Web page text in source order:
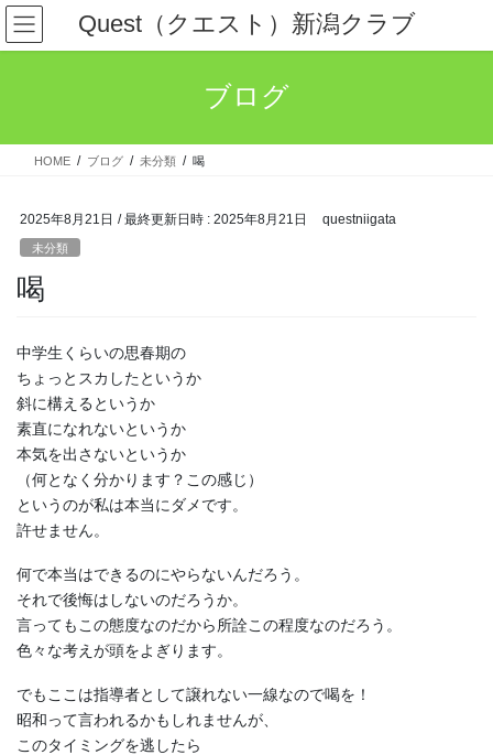
コ
ン
テ
ス
ナ
ビ
ゲ
ン
Quest（クエスト）新潟クラブ
ブログ
HOME ブログ 未分類 喝
2025年8月21日 / 最終更新日時 : 2025年8月21日 questniigata
未分類
喝
中学生くらいの思春期の
ちょっとスカしたというか
斜に構えるというか
素直になれないというか
本気を出さないというか
（何となく分かります？この感じ）
というのが私は本当にダメです。
許せません。
何で本当はできるのにやらないんだろう。
それで後悔はしないのだろうか。
言ってもこの態度なのだから所詮この程度なのだろう。
色々な考えが頭をよぎります。
でもここは指導者として譲れない一線なので喝を！
昭和って言われるかもしれませんが、
このタイミングを逃したら